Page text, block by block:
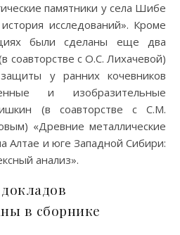
памятники у села Шибе
исследований». Кроме
были сделаны еще два
соавторстве с О.С. Лихачевой)
у ранних кочевников
и изобразительные
(в соавторстве с С.М.
«Древние металлические
Алтае и юге Западной Сибири:
анализ».
в сборнике